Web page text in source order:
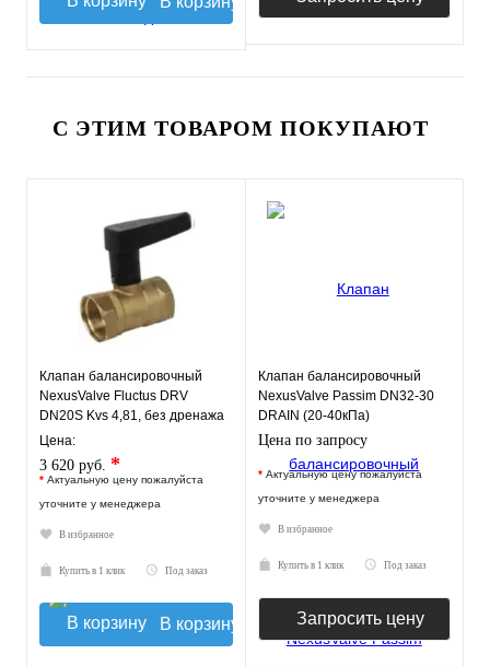
С ЭТИМ ТОВАРОМ ПОКУПАЮТ
Клапан балансировочный
NexusValve Fluctus DRV
DN20S Kvs 4,81, без дренажа
MN80597.444
Цена:
3 620 руб. *
* Актуальную цену пожалуйста
уточните у менеджера
В избранное
Купить в 1 клик Под заказ
В корзину
Клапан балансировочный
NexusValve Passim DN32-30
DRAIN (20-40кПа)
MN80597.528
Цена по запросу
* Актуальную цену пожалуйста
уточните у менеджера
В избранное
Купить в 1 клик Под заказ
Запросить цену